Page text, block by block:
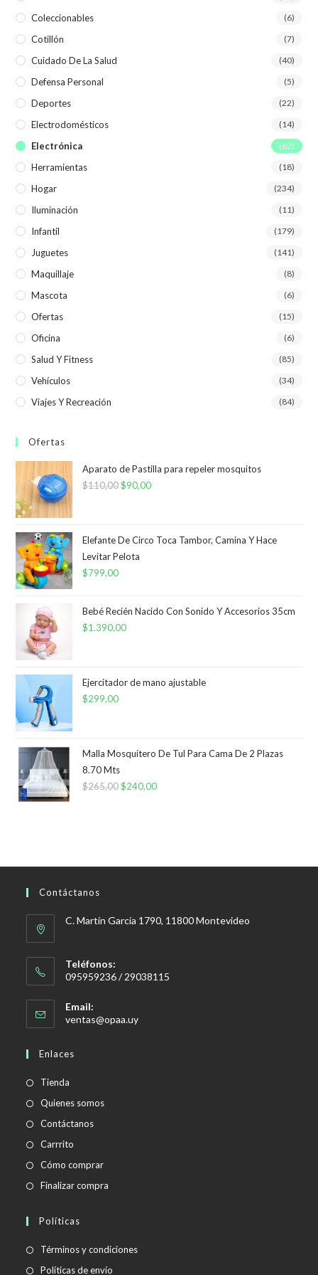
Coleccionables (6)
Cotillón (7)
Cuidado De La Salud (40)
Defensa Personal (5)
Deportes (22)
Electrodomésticos (14)
Electrónica (62)
Herramientas (18)
Hogar (234)
Iluminación (11)
Infantil (179)
Juguetes (141)
Maquillaje (8)
Mascota (6)
Ofertas (15)
Oficina (6)
Salud Y Fitness (85)
Vehículos (34)
Viajes Y Recreación (84)
Ofertas
Aparato de Pastilla para repeler mosquitos
$110,00El
era:
$110,00.
$90,00El
es:
Elefante De Circo Toca Tambor, Camina Y Hace
Levitar Pelota
$799,00
Bebé Recién Nacido Con Sonido Y Accesorios 35cm
$1.390,00
Ejercitador de mano ajustable
$299,00
Malla Mosquitero De Tul Para Cama De 2 Plazas
8.70 Mts
$265,00El
$240,00El
Contáctanos
C. Martín García 1790, 11800 Montevideo
Teléfonos:
095959236 / 29038115
Email:
ventas@opaa.uySe
Enlaces
Tienda
Quienes somos
Contáctanos
Carrrito
Cómo comprar
Finalizar compra
Políticas
Términos y condicionesSe
Políticas de envío